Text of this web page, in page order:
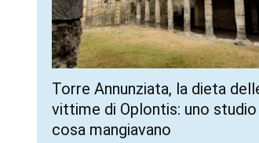
Torre Annunziata, la dieta
vittime di Oplontis: uno
cosa mangiavano